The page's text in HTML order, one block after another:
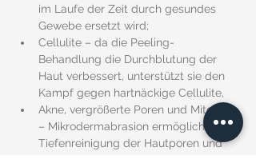
im Laufe der Zeit durch gesundes
Gewebe ersetzt wird;
Cellulite – da die Peeling-
Behandlung die Durchblutung der
Haut verbessert, unterstützt sie den
Kampf gegen hartnäckige Cellulite,
Akne, vergrößerte Poren und Mitesser
– Mikrodermabrasion ermöglicht eine
Tiefenreinigung der Hautporen und